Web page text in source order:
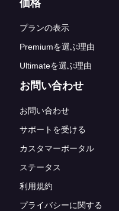
フッターリンク
価格
プランの表示
Premiumを選ぶ理由
Ultimateを選ぶ理由
お問い合わせ
お問い合わせ
サポートを受ける
カスタマーポータル
ステータス
利用規約
プライバシーに関する